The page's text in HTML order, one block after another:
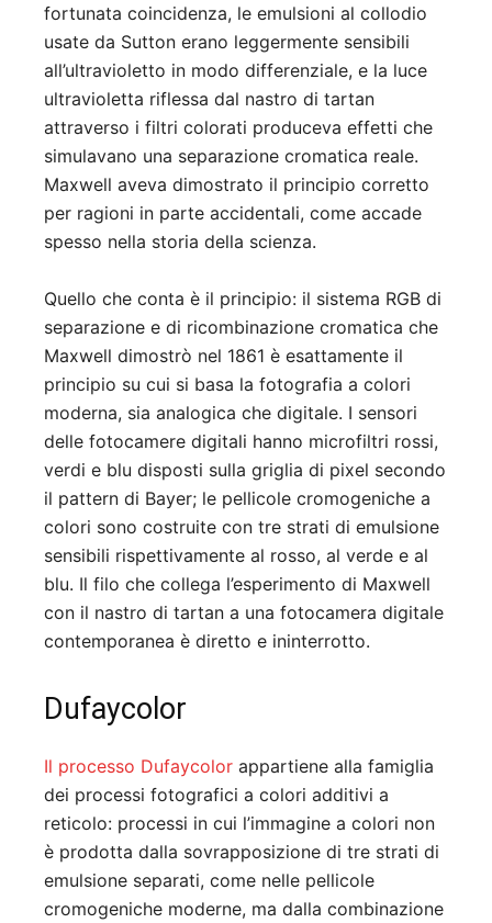
fortunata coincidenza, le emulsioni al collodio
usate da Sutton erano leggermente sensibili
all’ultravioletto in modo differenziale, e la luce
ultravioletta riflessa dal nastro di tartan
attraverso i filtri colorati produceva effetti che
simulavano una separazione cromatica reale.
Maxwell aveva dimostrato il principio corretto
per ragioni in parte accidentali, come accade
spesso nella storia della scienza.
Quello che conta è il principio: il sistema RGB di
separazione e di ricombinazione cromatica che
Maxwell dimostrò nel 1861 è esattamente il
principio su cui si basa la fotografia a colori
moderna, sia analogica che digitale. I sensori
delle fotocamere digitali hanno microfiltri rossi,
verdi e blu disposti sulla griglia di pixel secondo
il pattern di Bayer; le pellicole cromogeniche a
colori sono costruite con tre strati di emulsione
sensibili rispettivamente al rosso, al verde e al
blu. Il filo che collega l’esperimento di Maxwell
con il nastro di tartan a una fotocamera digitale
contemporanea è diretto e ininterrotto.
Dufaycolor
Il processo Dufaycolor appartiene alla famiglia
dei processi fotografici a colori additivi a
reticolo: processi in cui l’immagine a colori non
è prodotta dalla sovrapposizione di tre strati di
emulsione separati, come nelle pellicole
cromogeniche moderne, ma dalla combinazione